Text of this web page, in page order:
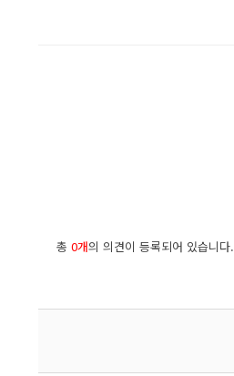
총 0개의 의견이 등록되어 있습니다.